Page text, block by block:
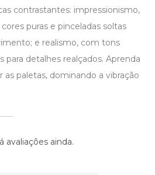
contrastantes: impressionismo,
puras e pinceladas soltas
e realismo, com tons
para detalhes realçados. Aprenda
paletas, dominando a vibração
avaliações ainda.